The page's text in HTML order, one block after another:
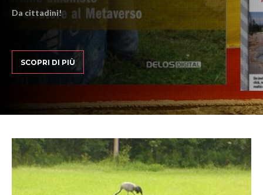
Da cittadini!
SCOPRI DI PIÙ